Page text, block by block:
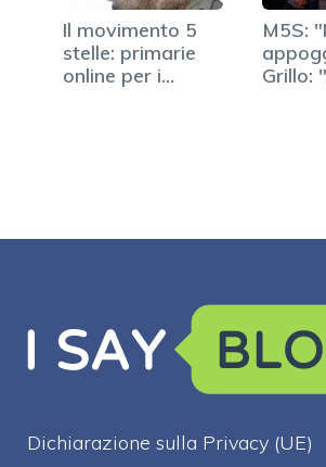
Il movimento 5
stelle: primarie
online per i
M5S:
Grillo:
Dichiarazione sulla Privacy (UE)